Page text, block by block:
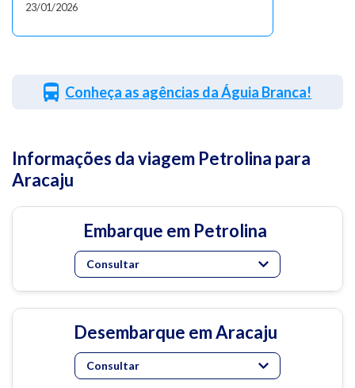
23/01/2026
Conheça as agências da Águia Branca!
Informações da viagem Petrolina para
Aracaju
Embarque em Petrolina
Consultar
Desembarque em Aracaju
Consultar